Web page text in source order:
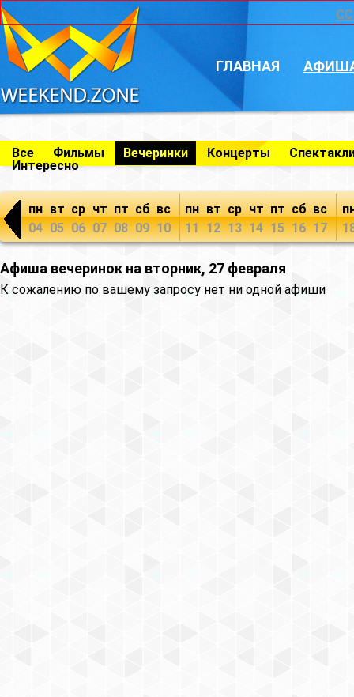
ГЛАВНАЯ
Все Фильмы Вечеринки Концерты
Интересно
пн
04
вт
05
ср
06
чт
07
пт
08
сб
09
вс
10
пн
11
вт
12
ср
13
чт
14
пт
15
сб
16
вс
17
Афиша вечеринок на вторник, 27 февраля
К сожалению по вашему запросу нет ни одной афиши